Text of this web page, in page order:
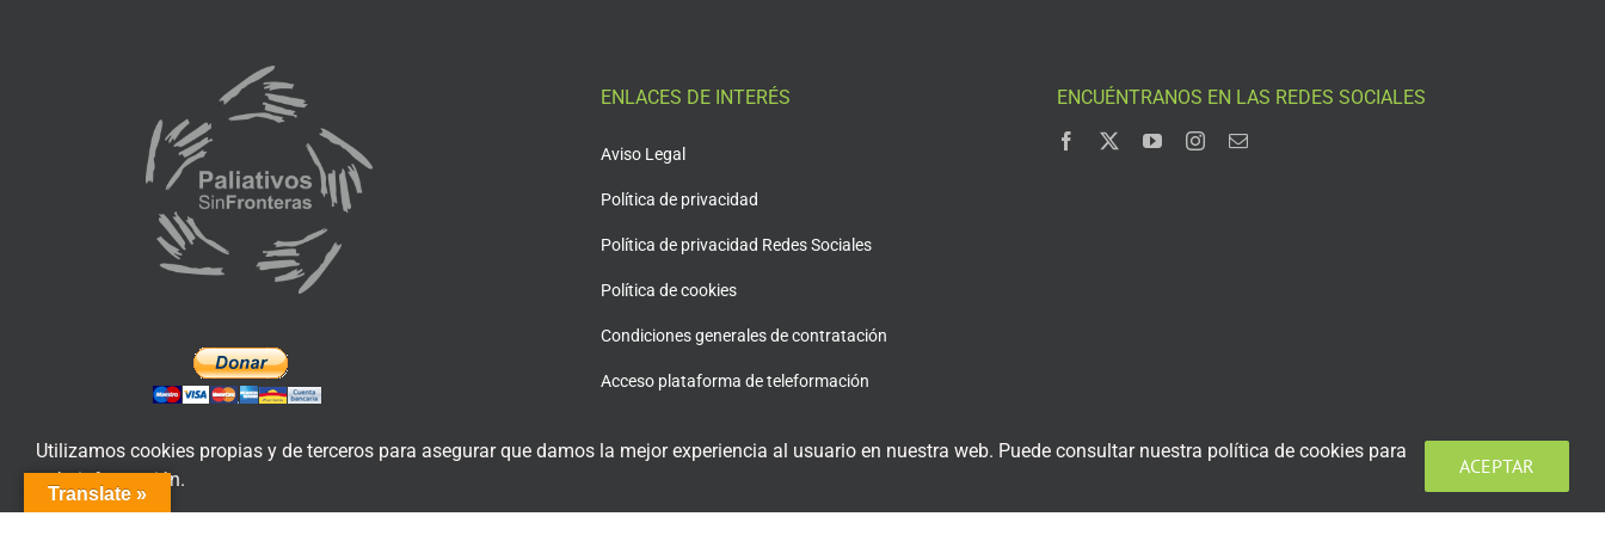
ENLACES DE INTERÉS
Aviso Legal
Política de privacidad
Política de privacidad Redes Sociales
Política de cookies
Condiciones generales de contratación
Acceso plataforma de teleformación
ENCUÉNTRANOS EN LAS REDES SOCIALES
Translate »
Utilizamos cookies propias y de terceros para asegurar que damos la mejor experiencia al usuario en nuestra web. Puede consultar nuestra política de cookies para
más información.
ACEPTAR